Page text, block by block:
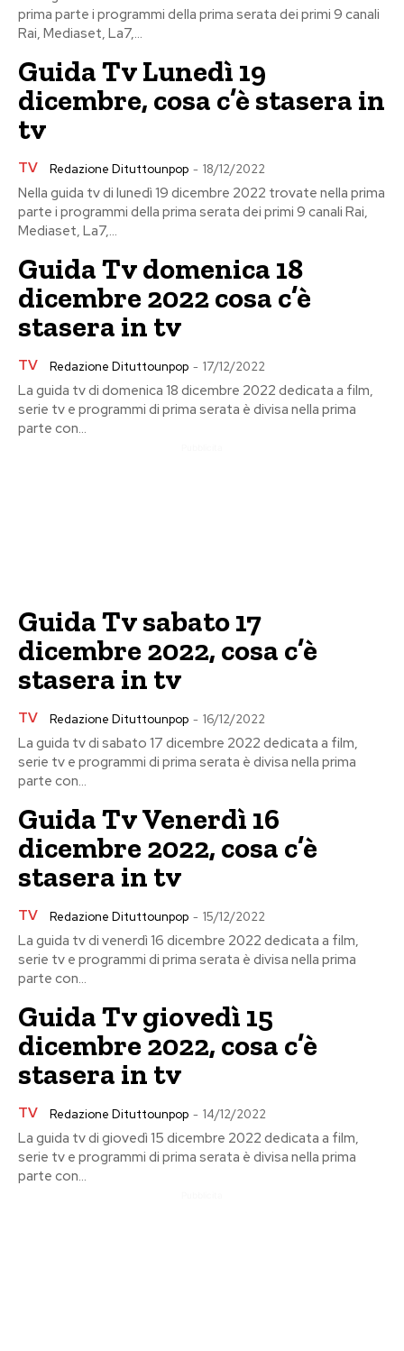
prima parte i programmi della prima serata dei primi 9 canali
Rai, Mediaset, La7,...
Guida Tv Lunedì 19
dicembre, cosa c’è stasera in
tv
TV Redazione Dituttounpop - 18/12/2022
Nella guida tv di lunedì 19 dicembre 2022 trovate nella prima
parte i programmi della prima serata dei primi 9 canali Rai,
Mediaset, La7,...
Guida Tv domenica 18
dicembre 2022 cosa c’è
stasera in tv
TV Redazione Dituttounpop - 17/12/2022
La guida tv di domenica 18 dicembre 2022 dedicata a film,
serie tv e programmi di prima serata è divisa nella prima
parte con...
Guida Tv sabato 17
dicembre 2022, cosa c’è
stasera in tv
TV Redazione Dituttounpop - 16/12/2022
La guida tv di sabato 17 dicembre 2022 dedicata a film,
serie tv e programmi di prima serata è divisa nella prima
parte con...
Guida Tv Venerdì 16
dicembre 2022, cosa c’è
stasera in tv
TV Redazione Dituttounpop - 15/12/2022
La guida tv di venerdì 16 dicembre 2022 dedicata a film,
serie tv e programmi di prima serata è divisa nella prima
parte con...
Guida Tv giovedì 15
dicembre 2022, cosa c’è
stasera in tv
TV Redazione Dituttounpop - 14/12/2022
La guida tv di giovedì 15 dicembre 2022 dedicata a film,
serie tv e programmi di prima serata è divisa nella prima
parte con...